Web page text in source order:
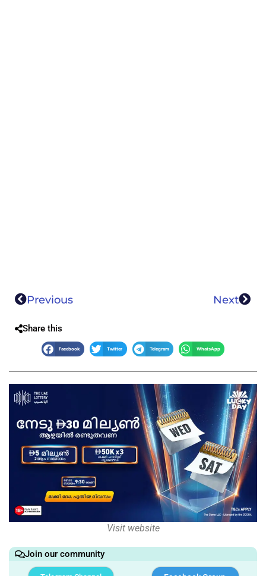
Previous Next
Share this
Facebook Twitter Telegram WhatsApp
Visit website
Join our community